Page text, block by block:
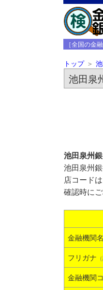
［全国の金
トップ
池田泉
池田泉州
池田泉州
店コード
確認時にご
金融機関名
フリガナ
金融機関